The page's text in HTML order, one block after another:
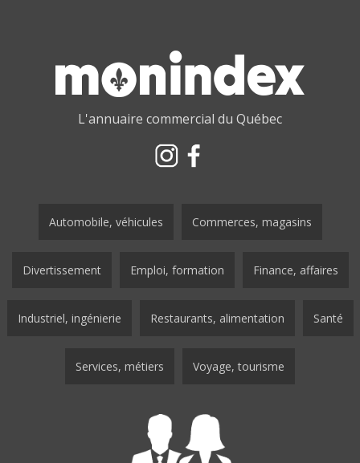
L'annuaire commercial du Québec
Automobile, véhicules Commerces, magasins
Divertissement Emploi, formation Finance, affaires
Industriel, ingénierie Restaurants, alimentation Santé
Services, métiers Voyage, tourisme